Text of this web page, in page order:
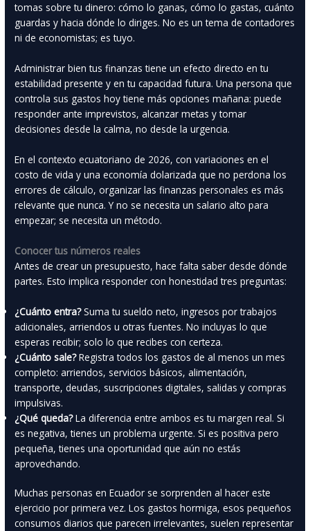
tomas sobre tu dinero: cómo lo ganas, cómo lo gastas, cuánto
guardas y hacia dónde lo diriges. No es un tema de contadores
ni de economistas; es tuyo.
Administrar bien tus finanzas tiene un efecto directo en tu
estabilidad presente y en tu capacidad futura. Una persona que
controla sus gastos hoy tiene más opciones mañana: puede
responder ante imprevistos, alcanzar metas y tomar
decisiones desde la calma, no desde la urgencia.
En el contexto ecuatoriano de 2026, con variaciones en el
costo de vida y una economía dolarizada que no perdona los
errores de cálculo, organizar las finanzas personales es más
relevante que nunca. Y no se necesita un salario alto para
empezar; se necesita un método.
Conocer tus números reales
Antes de crear un presupuesto, hace falta saber desde dónde
partes. Esto implica responder con honestidad tres preguntas:
¿Cuánto entra?Suma tu sueldo neto, ingresos por trabajos
adicionales, arriendos u otras fuentes. No incluyas lo que
esperas recibir; solo lo que recibes con certeza.
¿Cuánto sale?Registra todos los gastos de al menos un mes
completo: arriendos, servicios básicos, alimentación,
transporte, deudas, suscripciones digitales, salidas y compras
impulsivas.
¿Qué queda?La diferencia entre ambos es tu margen real. Si
es negativa, tienes un problema urgente. Si es positiva pero
pequeña, tienes una oportunidad que aún no estás
aprovechando.
Muchas personas en Ecuador se sorprenden al hacer este
ejercicio por primera vez. Los gastos hormiga, esos pequeños
consumos diarios que parecen irrelevantes, suelen representar